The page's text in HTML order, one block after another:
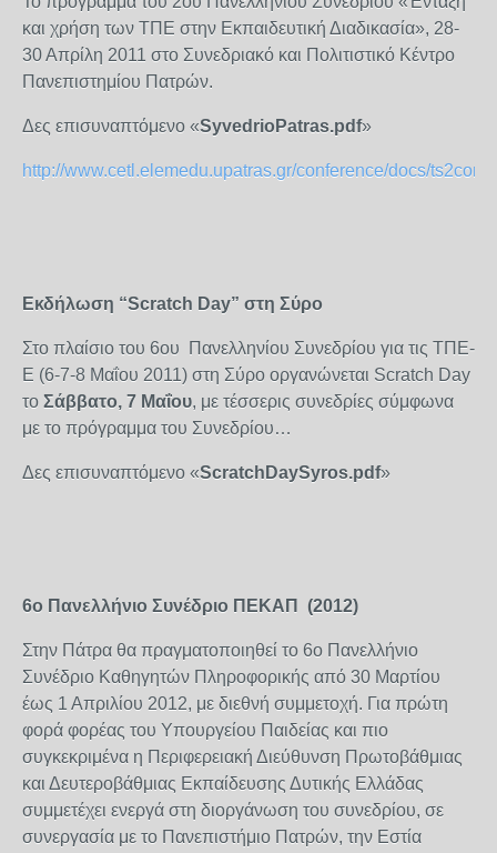
και χρήση των ΤΠΕ στην Εκπαιδευτική Διαδικασία», 28-
30 Απρίλη 2011 στο Συνεδριακό και Πολιτιστικό Κέντρο
Πανεπιστημίου Πατρών.
Δες επισυναπτόμενο «SyvedrioPatras.pdf»
http://www.cetl.elemedu.upatras.gr/conference/docs/
Εκδήλωση “Scratch Day” στη Σύρο
Στο πλαίσιο του 6ου Πανελληνίου Συνεδρίου για τις ΤΠΕ-
Ε (6-7-8 Μαΐου 2011) στη Σύρο οργανώνεται Scratch Day
το Σάββατο, 7 Μαΐου, με τέσσερις συνεδρίες σύμφωνα
με το πρόγραμμα του Συνεδρίου…
Δες επισυναπτόμενο «ScratchDaySyros.pdf»
6ο Πανελλήνιο Συνέδριο ΠΕΚΑΠ (2012)
Στην Πάτρα θα πραγματοποιηθεί το 6ο Πανελλήνιο
Συνέδριο Καθηγητών Πληροφορικής από 30 Μαρτίου
έως 1 Απριλίου 2012, με διεθνή συμμετοχή. Για πρώτη
φορά φορέας του Υπουργείου Παιδείας και πιο
συγκεκριμένα η Περιφερειακή Διεύθυνση Πρωτοβάθμιας
και Δευτεροβάθμιας Εκπαίδευσης Δυτικής Ελλάδας
συμμετέχει ενεργά στη διοργάνωση του συνεδρίου, σε
συνεργασία με το Πανεπιστήμιο Πατρών, την Εστία